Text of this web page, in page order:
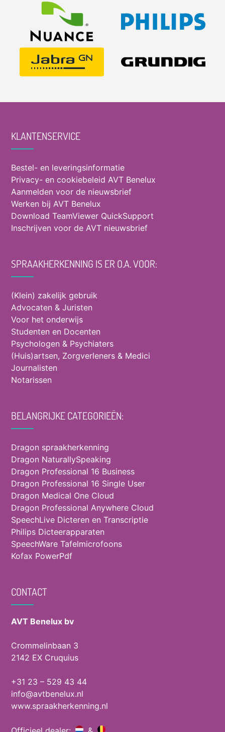
KLANTENSERVICE
Bestel- en leveringsinformatie
Privacy- en cookiebeleid AVT Benelux
Aanmelden voor de nieuwsbrief
Werken bij AVT Benelux
Download TeamViewer QuickSupport
Inschrijven voor de AVT nieuwsbrief
SPRAAKHERKENNING IS ER O.A. VOOR:
(Klein) zakelijk gebruik
Advocaten & Juristen
Voor het onderwijs
Studenten en Docenten
Psychologen & Psychiaters
(Huis)artsen, Zorgverleners & Medici
Journalisten
Notarissen
BELANGRIJKE CATEGORIEËN:
Dragon spraakherkenning
Dragon NaturallySpeaking
Dragon Professional 16 Business
Dragon Professional 16 Single User
Dragon Medical One Cloud
Dragon Professional Anywhere Cloud
SpeechLive Dicteren en Transcriptie
Philips Dicteerapparaten
SpeechWare Tafelmicrofoons
Kofax PowerPdf
CONTACT
AVT Benelux bv
Crommelinbaan 3
2142 EX Cruquius
+31 23 – 529 43 44
info@avtbenelux.nl
www.spraakherkenning.nl